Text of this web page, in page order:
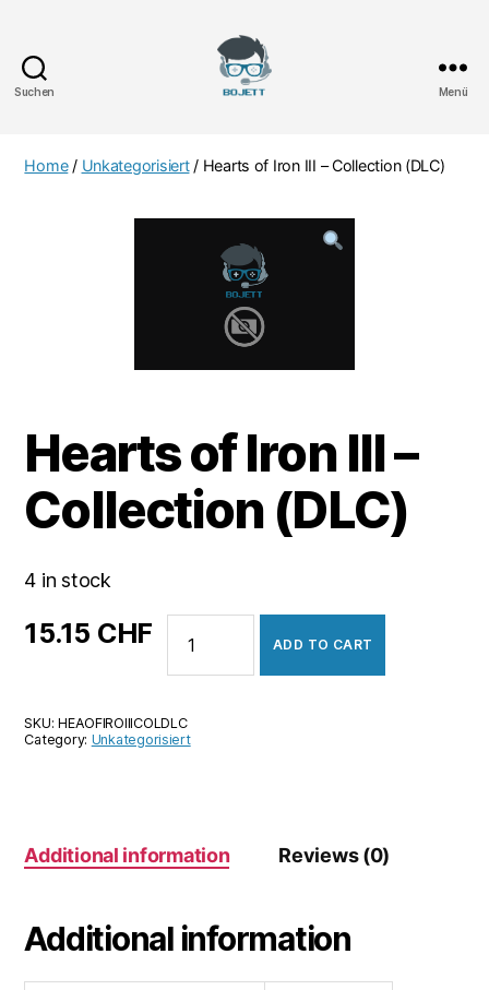
Suchen Menü
Home/ Unkategorisiert/ Hearts of Iron III – Collection (DLC)
Hearts of Iron III –
Collection (DLC)
4 in stock
15.15 CHF
Iron
-
ADD TO CART
SKU:HEAOFIROIIICOLDLC
Category: Unkategorisiert
Additional information Reviews (0)
Additional information